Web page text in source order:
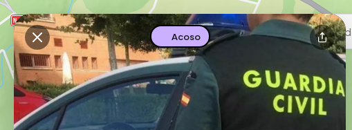
Descarga la app Acoso